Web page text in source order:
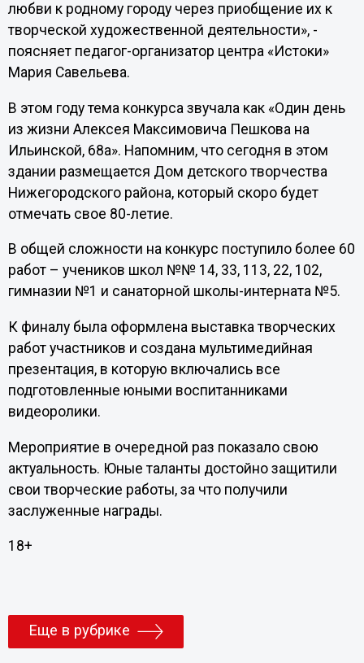
любви к родному городу через приобщение их к
творческой художественной деятельности», -
поясняет педагог-организатор центра «Истоки»
Мария Савельева.
В этом году тема конкурса звучала как «Один день
из жизни Алексея Максимовича Пешкова на
Ильинской, 68а». Напомним, что сегодня в этом
здании размещается Дом детского творчества
Нижегородского района, который скоро будет
отмечать свое 80-летие.
В общей сложности на конкурс поступило более 60
работ – учеников школ №№ 14, 33, 113, 22, 102,
гимназии №1 и санаторной школы-интерната №5.
К финалу была оформлена выставка творческих
работ участников и создана мультимедийная
презентация, в которую включались все
подготовленные юными воспитанниками
видеоролики.
Мероприятие в очередной раз показало свою
актуальность. Юные таланты достойно защитили
свои творческие работы, за что получили
заслуженные награды.
18+
Еще в рубрике